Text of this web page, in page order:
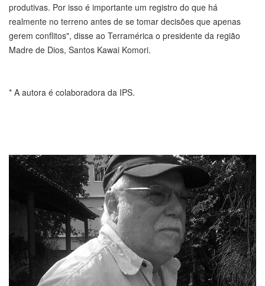
produtivas. Por isso é importante um registro do que há
realmente no terreno antes de se tomar decisões que apenas
gerem conflitos", disse ao Terramérica o presidente da região
Madre de Dios, Santos Kawai Komori.
* A autora é colaboradora da IPS.